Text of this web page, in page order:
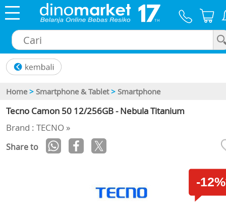
Home > Smartphone & Tablet > Smartphone
Tecno Camon 50 12/256GB - Nebula Titanium
Brand : TECNO »
Share to
-